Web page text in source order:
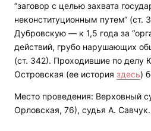
“заговор с целью захвата
неконституционным путем“ (ст.
Дубровскую — к 1,5 года за
действий, грубо нарушающих
(ст. 342). Проходившие по делу
Островская (ее история здесь)
Место проведения: Верховный
Орловская, 76), судья А. Савчук.